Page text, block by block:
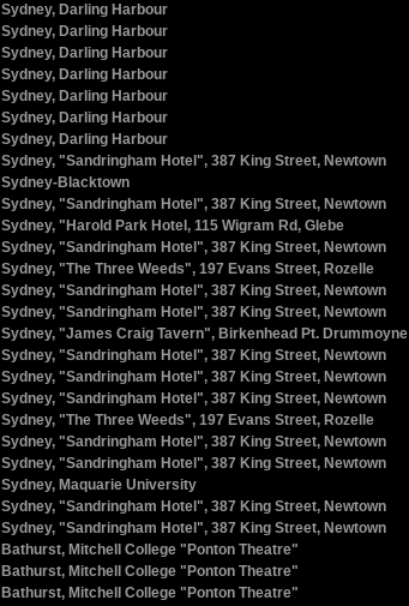
Sydney, Darling Harbour
Sydney, Darling Harbour
Sydney, Darling Harbour
Sydney, Darling Harbour
Sydney, Darling Harbour
Sydney, Darling Harbour
Sydney, Darling Harbour
Sydney, "Sandringham Hotel", 387 King Street, Newtown
Sydney-Blacktown
Sydney, "Sandringham Hotel", 387 King Street, Newtown
Sydney, "Harold Park Hotel, 115 Wigram Rd, Glebe
Sydney, "Sandringham Hotel", 387 King Street, Newtown
Sydney, "The Three Weeds", 197 Evans Street, Rozelle
Sydney, "Sandringham Hotel", 387 King Street, Newtown
Sydney, "Sandringham Hotel", 387 King Street, Newtown
Sydney, "James Craig Tavern", Birkenhead Pt. Drummoyne
Sydney, "Sandringham Hotel", 387 King Street, Newtown
Sydney, "Sandringham Hotel", 387 King Street, Newtown
Sydney, "Sandringham Hotel", 387 King Street, Newtown
Sydney, "The Three Weeds", 197 Evans Street, Rozelle
Sydney, "Sandringham Hotel", 387 King Street, Newtown
Sydney, "Sandringham Hotel", 387 King Street, Newtown
Sydney, Maquarie University
Sydney, "Sandringham Hotel", 387 King Street, Newtown
Sydney, "Sandringham Hotel", 387 King Street, Newtown
Bathurst, Mitchell College "Ponton Theatre"
Bathurst, Mitchell College "Ponton Theatre"
Bathurst, Mitchell College "Ponton Theatre"